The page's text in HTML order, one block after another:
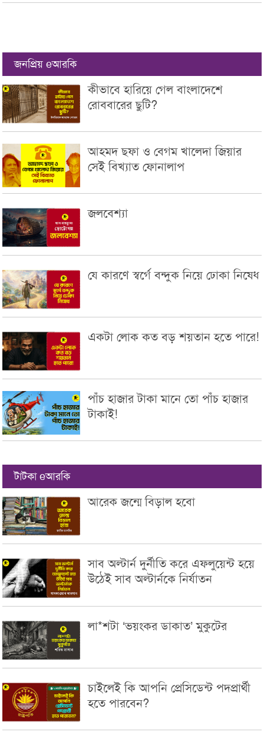
জনপ্রিয় eআরকি
কীভাবে হারিয়ে গেল বাংলাদেশে
রোববারের ছুটি?
আহমদ ছফা ও বেগম খালেদা জিয়ার
সেই বিখ্যাত ফোনালাপ
জলবেশ্যা
যে কারণে স্বর্গে বন্দুক নিয়ে ঢোকা নিষেধ
একটা লোক কত বড় শয়তান হতে পারে!
পাঁচ হাজার টাকা মানে তো পাঁচ হাজার
টাকাই!
টাটকা eআরকি
আরেক জন্মে বিড়াল হবো
সাব অল্টার্ন দুর্নীতি করে এফলুয়েন্ট হয়ে
উঠেই সাব অল্টার্নকে নির্যাতন
লা*শটা ‘ভয়ংকর ডাকাত’ মুকুটের
চাইলেই কি আপনি প্রেসিডেন্ট পদপ্রার্থী
হতে পারবেন?